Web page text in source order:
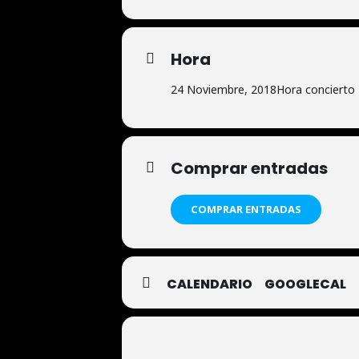
Hora
24 Noviembre, 2018Hora concierto
Comprar entradas
COMPRAR ENTRADAS
CALENDARIO GOOGLECAL